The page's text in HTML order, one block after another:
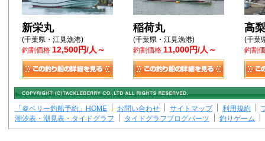
新栄丸
(千葉県・江見漁港)
釣割価格 12,500円/人～
稲荷丸
(千葉県・江見漁港)
釣割価格 11,000円/人～
高
(千葉
釣割
「＠ベリー釣船予約」HOME お問い合わせ サイトマップ 利用規約
潮汐表・潮見表・タイドグラフ
タイドグラフブログパーツ 釣りゲーム